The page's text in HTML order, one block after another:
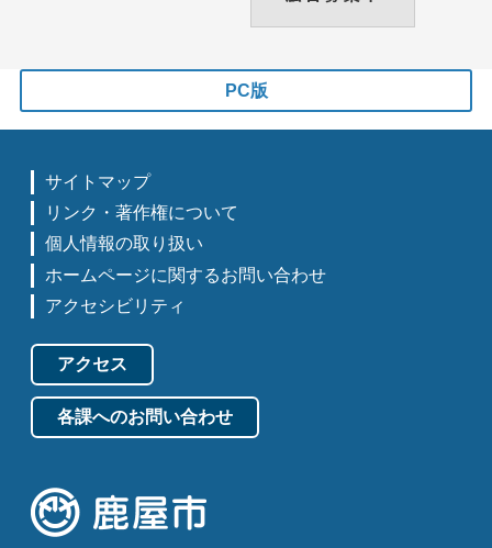
PC版
サイトマップ
リンク・著作権について
個人情報の取り扱い
ホームページに関するお問い合わせ
アクセシビリティ
アクセス
各課へのお問い合わせ